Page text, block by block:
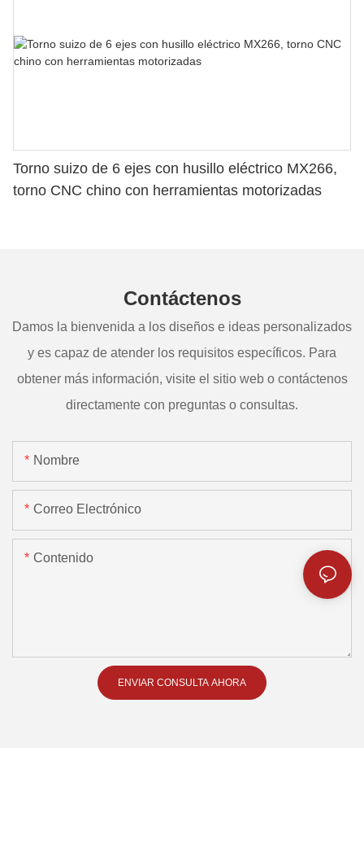
Torno suizo de 6 ejes con husillo eléctrico MX266,
torno CNC chino con herramientas motorizadas
Contáctenos
Damos la bienvenida a los diseños e ideas personalizados
y es capaz de atender los requisitos específicos. Para
obtener más información, visite el sitio web o contáctenos
directamente con preguntas o consultas.
Nombre
Correo Electrónico
Contenido
ENVIAR CONSULTA AHORA